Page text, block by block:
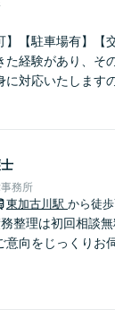
】【駐車場有】
た経験があり、そ
対応いたします
務所
東加古川駅 から徒
務整理は初回相談
意向をじっくりお